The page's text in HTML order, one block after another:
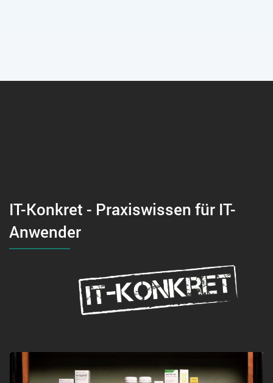
IT-Konkret - Praxiswissen für IT-
Anwender